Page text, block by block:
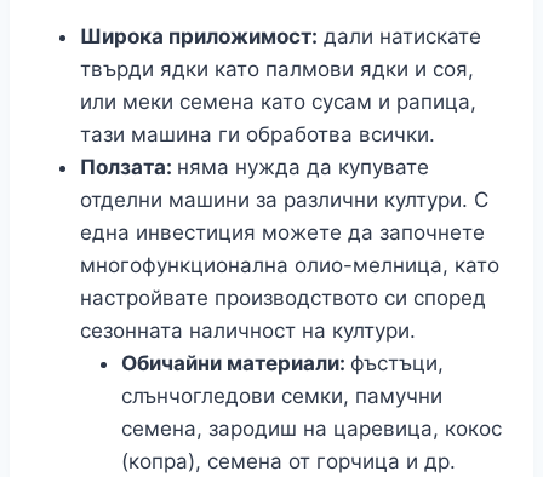
Широка приложимост: дали натискате
твърди ядки като палмови ядки и соя,
или меки семена като сусам и рапица,
тази машина ги обработва всички.
Ползата: няма нужда да купувате
отделни машини за различни култури. С
една инвестиция можете да започнете
многофункционална олио-мелница, като
настройвате производството си според
сезонната наличност на култури.
Обичайни материали: фъстъци,
слънчогледови семки, памучни
семена, зародиш на царевица, кокос
(копра), семена от горчица и др.